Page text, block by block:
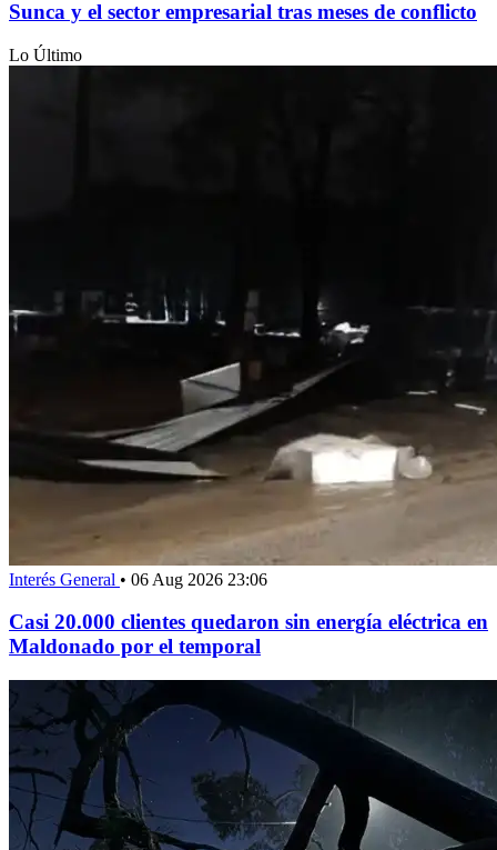
Sunca y el sector empresarial tras meses de conflicto
Lo Último
Interés General • 06 Aug 2026 23:06
Casi 20.000 clientes quedaron sin energía eléctrica en
Maldonado por el temporal